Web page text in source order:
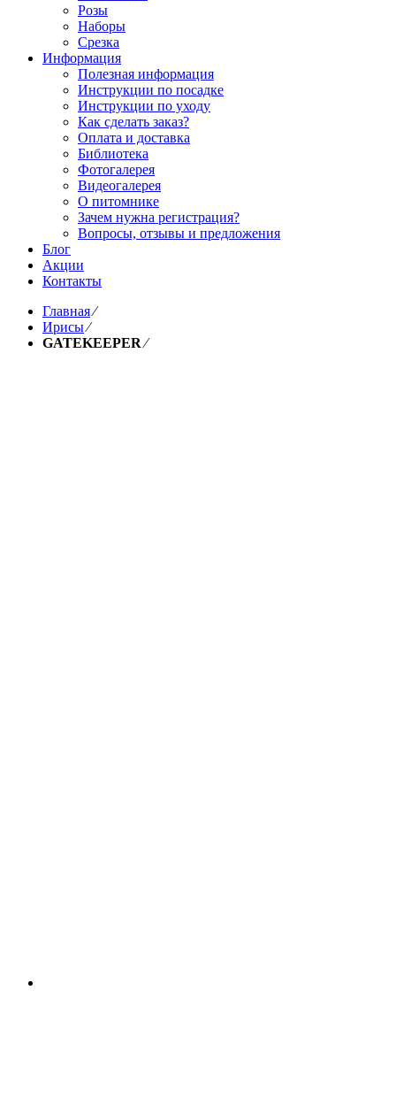
Розы
Наборы
Срезка
Информация
Полезная информация
Инструкции по посадке
Инструкции по уходу
Как сделать заказ?
Оплата и доставка
Библиотека
Фотогалерея
Видеогалерея
О питомнике
Зачем нужна регистрация?
Вопросы, отзывы и предложения
Блог
Акции
Контакты
Главная⁄
Ирисы⁄
GATEKEEPER⁄